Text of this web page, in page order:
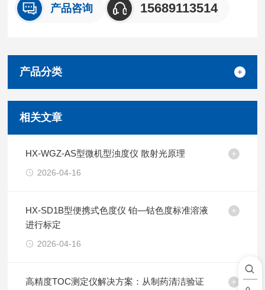
产品咨询 15689113514
产品分类
相关文章
HX-WGZ-AS型微机型浊度仪 散射光原理
2026-04-16
HX-SD1B型便携式色度仪 铂—钴色度标准溶液
进行标定
2026-04-16
高精度TOC测定仪解决方案：从制药清洁验证